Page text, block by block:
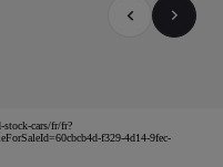
stock-cars/fr/fr?
f329-4d14-9fec-